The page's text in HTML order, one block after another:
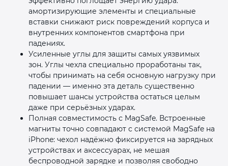
амортизирующие элементы и специальные
вставки снижают риск повреждений корпуса и
внутренних компонентов смартфона при
падениях.
Усиленные углы для защиты самых уязвимых
зон. Углы чехла специально проработаны так,
чтобы принимать на себя основную нагрузку при
падении — именно эта деталь существенно
повышает шансы устройства остаться целым
даже при серьёзных ударах.
Полная совместимость с MagSafe. Встроенные
магниты точно совпадают с системой MagSafe на
iPhone: чехол надёжно фиксируется на зарядных
устройствах и аксессуарах, не мешая
беспроводной зарядке и позволяя свободно